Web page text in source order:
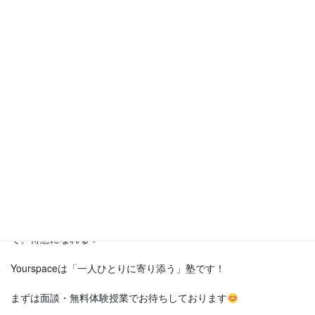
で、得意になれる！
Yourspaceは「一人ひとりに寄り添う」塾です！
まずは面談・無料体験授業でお待ちしております